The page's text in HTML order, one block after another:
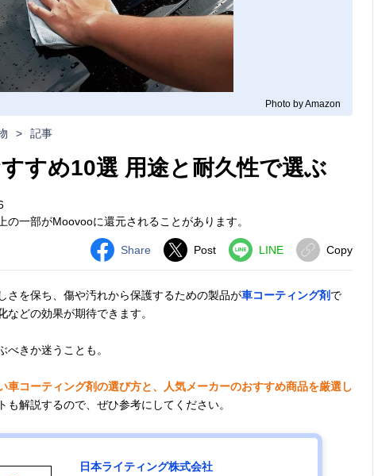
Photo by Amazon
> 記事
すめ10選 用途と耐久性で選ぶ
一部がMoovooに還元されることがあります。
Share Post LINE Copy
さを保ち、傷や汚れから保護するための製品が車コーティング剤で
などの効果が期待できます。
きか迷うことも。
車コーティング剤の選び方と、人気メーカーのおすすめ商品を厳選し
解説するので、ぜひ参考にしてください。
日本ライティング株式会社